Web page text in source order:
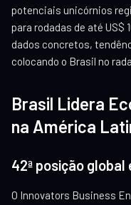
potenciais unicórnios
para rodadas de até US$
dados concretos,
colocando o Brasil no
Brasil Lidera
na América
42ª posição global
O Innovators Business